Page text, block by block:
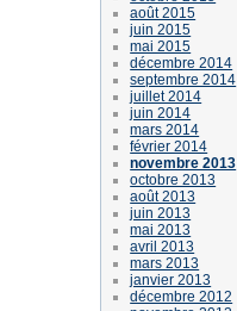
août 2015
juin 2015
mai 2015
décembre 2014
septembre 2014
juillet 2014
juin 2014
mars 2014
février 2014
novembre 2013
octobre 2013
août 2013
juin 2013
mai 2013
avril 2013
mars 2013
janvier 2013
décembre 2012